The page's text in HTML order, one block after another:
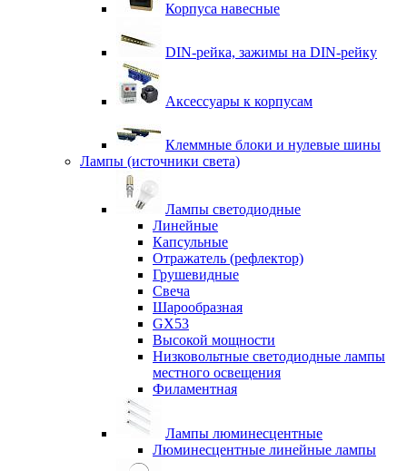
Корпуса навесные
DIN-рейка, зажимы на DIN-рейку
Аксессуары к корпусам
Клеммные блоки и нулевые шины
Лампы (источники света)
Лампы светодиодные
Линейные
Капсульные
Отражатель (рефлектор)
Грушевидные
Свеча
Шарообразная
GX53
Высокой мощности
Низковольтные светодиодные лампы
местного освещения
Филаментная
Лампы люминесцентные
Люминесцентные линейные лампы